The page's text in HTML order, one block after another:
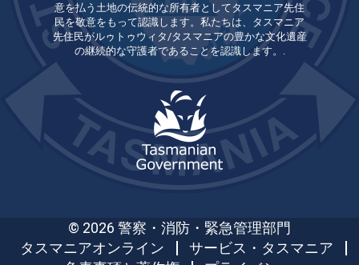
意を払う土地の伝統的な所有者としてタスマニア先住
民を敬意をもって認識します。私たちは、タスマニア
先住民がルゥトゥウィタ/タスマニアの豊かな文化遺産
の継続的な守護者であることを認識します。.
© 2026 警察・消防・緊急管理部門
タスマニアオンライン
サービス・タスマニア